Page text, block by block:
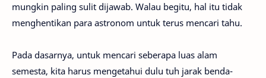
mungkin paling sulit dijawab. Walau begitu, hal itu tidak
menghentikan para astronom untuk terus mencari tahu.
Pada dasarnya, untuk mencari seberapa luas alam
semesta, kita harus mengetahui dulu tuh jarak benda-